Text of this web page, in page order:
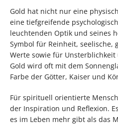
Gold hat nicht nur eine
eine tiefgreifende
leuchtenden Optik und seines
Symbol für Reinheit, seelische,
Werte sowie für Unsterblichkeit
Gold wird oft mit dem
Farbe der Götter, Kaiser und
Für spirituell orientierte
der Inspiration und Reflexion.
es im Leben mehr gibt als das